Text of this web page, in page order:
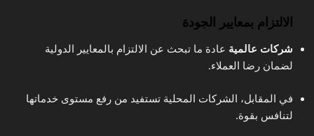
الالتزام بمعايير الجودة
شركات عالمية عادة ما تبحث عن الالتزام بالمعايير الدولية
لضمان رضا العملاء.
في المقابل، الشركات المحلية تستفيد من رفع مستوى خدماتها
لتنافس بقوة.